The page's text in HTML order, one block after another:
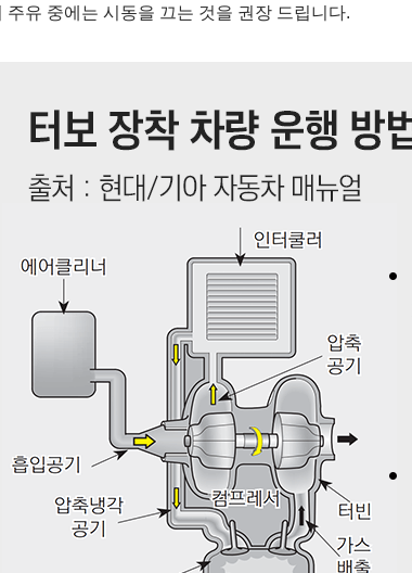
주유 중에는 시동을 끄는 것을 권장 드립니다.